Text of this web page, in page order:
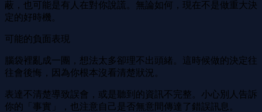
蔽，也可能是有人在對你說謊。無論如何，現在不是做重大決
定的好時機。
可能的負面表現
腦袋裡亂成一團，想法太多卻理不出頭緒。這時候做的決定往
往會後悔，因為你根本沒看清楚狀況。
表達不清楚導致誤會，或是聽到的資訊不完整。小心別人告訴
你的「事實」，也注意自己是否無意間傳達了錯誤訊息。